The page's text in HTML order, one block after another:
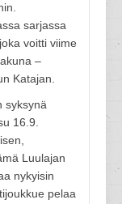
sarjassa
voitti viime
–
Katajan.
syksynä
16.9.
Luulajan
nykyisin
pelaa